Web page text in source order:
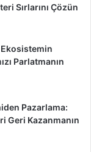
Sırlarını Çözün
Parlatmanın
Pazarlama:
Geri Kazanmanın